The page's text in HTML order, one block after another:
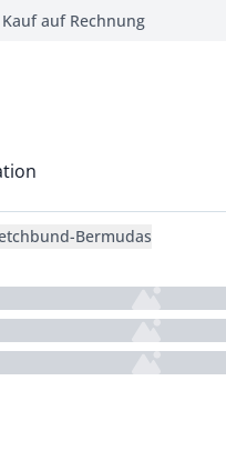
Kauf auf Rechnung
Bermudas